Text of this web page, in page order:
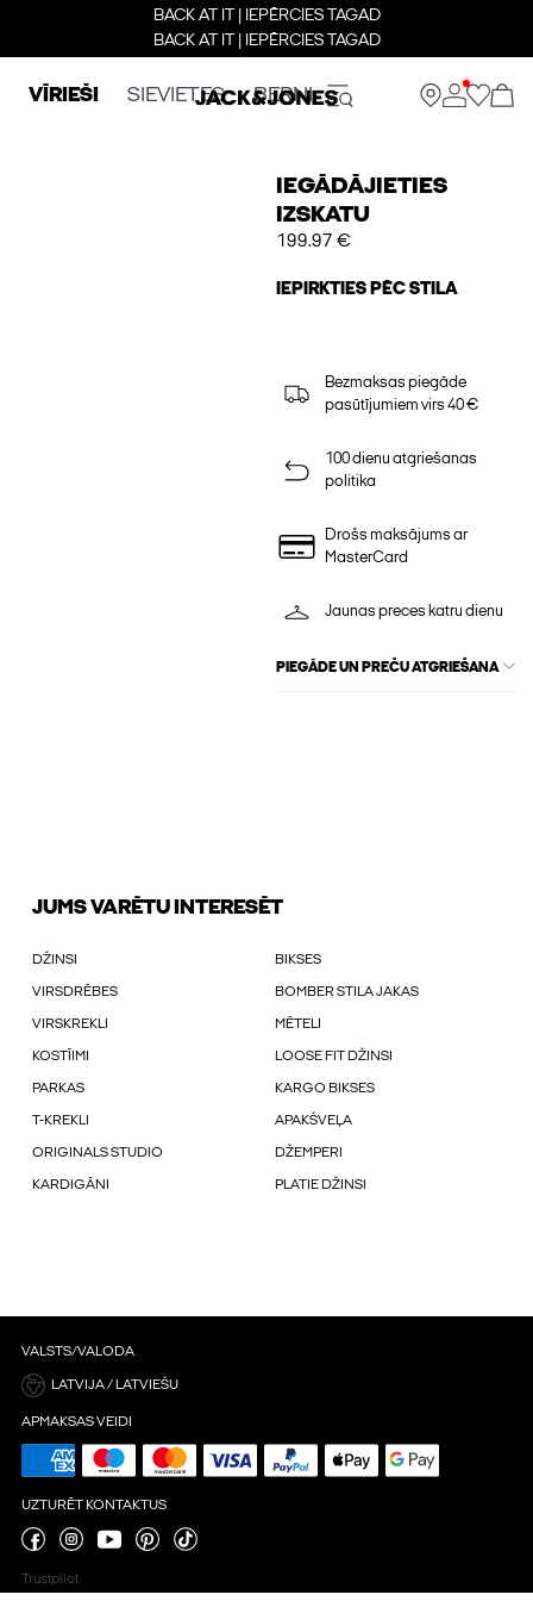
BACK AT IT | IEPĒRCIES TAGAD
BACK AT IT | IEPĒRCIES TAGAD
VĪRIEŠI SIEVIETES BERNI
IEGĀDĀJIETIES
IZSKATU
199.97 €
IEPIRKTIES PĒC STILA
Bezmaksas piegāde
pasūtījumiem virs 40 €
100 dienu atgriešanas
politika
Drošs maksājums ar
MasterCard
Jaunas preces katru dienu
PIEGĀDE UN PREČU ATGRIEŠANA
JUMS VARĒTU INTERESĒT
DŽINSI BIKSES
VIRSDRĒBES BOMBER STILA JAKAS
VIRSKREKLI MĒTELI
KOSTĪIMI LOOSE FIT DŽINSI
PARKAS KARGO BIKSES
T-KREKLI APAKŠVEĻA
ORIGINALS STUDIO DŽEMPERI
KARDIGĀNI PLATIE DŽINSI
VALSTS/VALODA
LATVIJA / LATVIEŠU
APMAKSAS VEIDI
UZTURĒT KONTAKTUS
Trustpilot